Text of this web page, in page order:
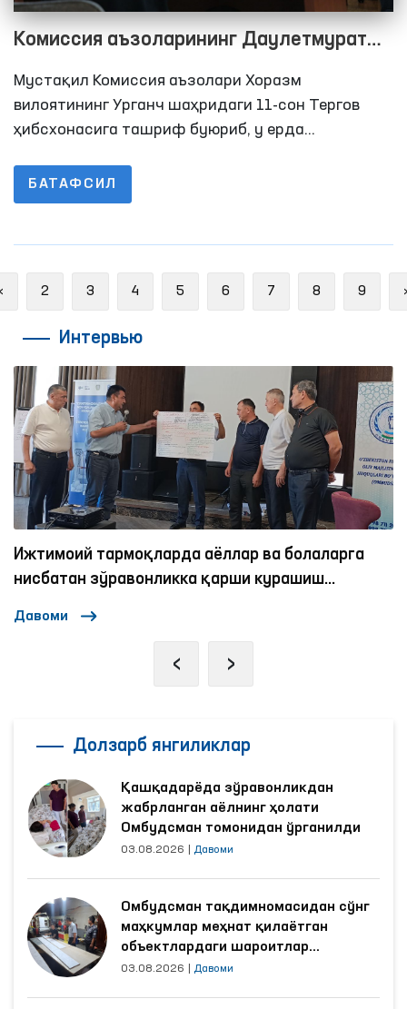
Комиссия аъзоларининг Даулетмурат
Тажимуратов билан учрашувида
нималар очиқланди?
Мустақил Комиссия аъзолари Хоразм
вилоятининг Урганч шаҳридаги 11-сон Тергов
ҳибсхонасига ташриф буюриб, у ерда
тиббий хизматдан фойдаланиш ҳамда
адвокатлар ва яқин қариндошлари билан қисқа
БАТАФСИЛ
Previous
2 3 4 5 6 7 8 9
Интервью
Омбудсманнинг бир куни
Давоми
‹ ›
Долзарб янгиликлар
Қашқадарёда зўравонликдан
жабрланган аёлнинг ҳолати
Омбудсман томонидан ўрганилди
03.08.2026 Давоми
Омбудсман тақдимномасидан сўнг
маҳкумлар меҳнат қилаётган
объектлардаги шароитлар
яхшиланди
03.08.2026 Давоми